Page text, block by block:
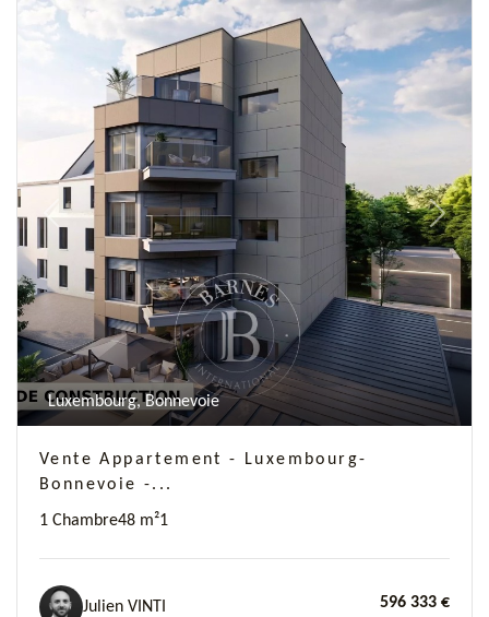
Previous Next
Luxembourg, Bonnevoie
Vente Appartement - Luxembourg-
Bonnevoie -...
1 Chambre48 m²1
Julien VINTI 596 333 €